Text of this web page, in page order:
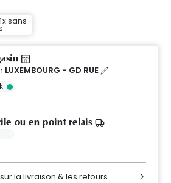
sans
LUXEMBOURG - GD RUE
ou en point relais
la livraison & les retours